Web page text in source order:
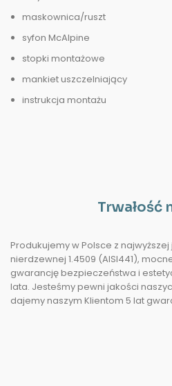
maskownica/ruszt
syfon McAlpine
stopki montażowe
mankiet uszczelniający
instrukcja montażu
Trwałość
Produkujemy w Polsce z
nierdzewnej 1.4509 (AISI441),
gwarancję bezpieczeństwa i
lata. Jesteśmy pewni jakości
dajemy naszym Klientom 5 lat